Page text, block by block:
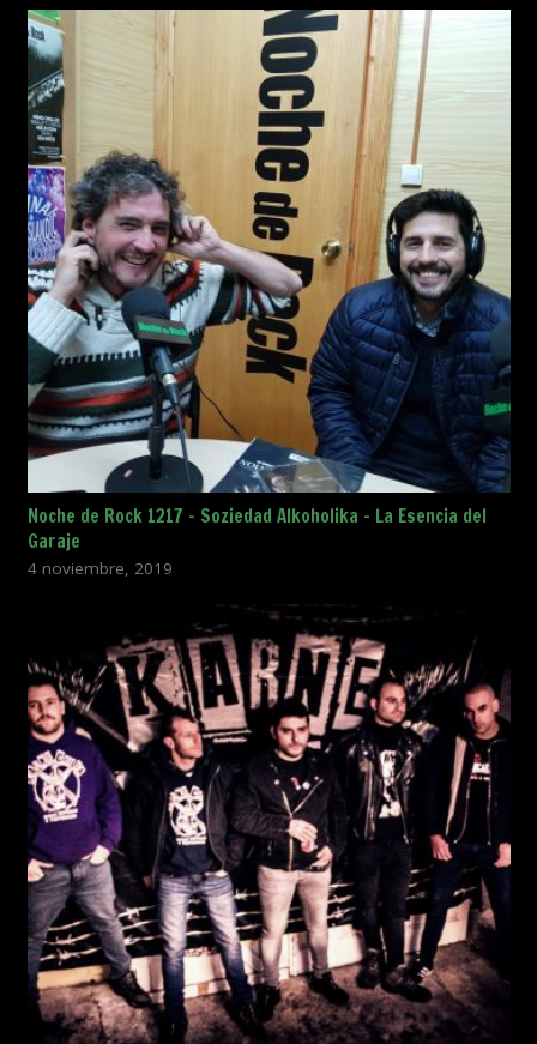
Noche de Rock 1217 – Soziedad Alkoholika – La Esencia del
Garaje
4 noviembre, 2019